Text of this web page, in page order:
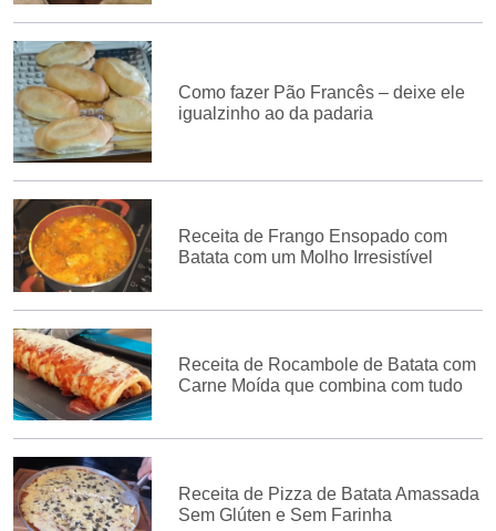
Como fazer Pão Francês – deixe ele
igualzinho ao da padaria
Receita de Frango Ensopado com
Batata com um Molho Irresistível
Receita de Rocambole de Batata com
Carne Moída que combina com tudo
Receita de Pizza de Batata Amassada
Sem Glúten e Sem Farinha